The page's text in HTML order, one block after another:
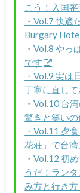
こう！入国
・Vol.7 快適
Burgary
・Vol.8 やっ
です
・Vol.9 実は
丁寧に直して
・Vol.10 台
驚きと笑い
・Vol.11 夕
花荘」で台
・Vol.12 初
うだ！ラン
み方と行き